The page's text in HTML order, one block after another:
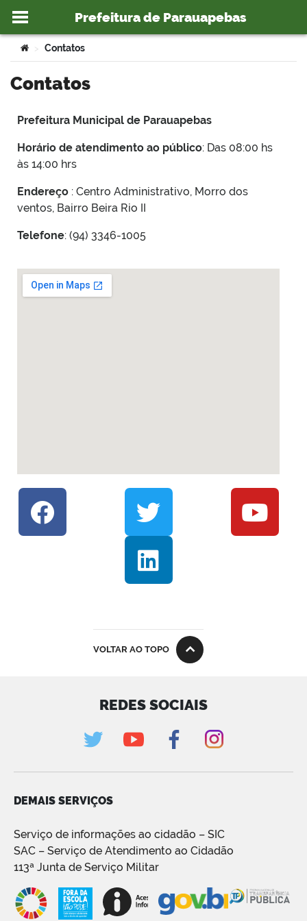
Ir para o conteúdo
Prefeitura de Parauapebas
portal
Você está aqui:
> Contatos
Contatos
Prefeitura Municipal de Parauapebas
Horário de atendimento ao público: Das 08:00 hs
às 14:00 hrs
Endereço : Centro Administrativo, Morro dos
ventos, Bairro Beira Rio II
Telefone: (94) 3346-1005
VOLTAR AO TOPO
REDES SOCIAIS
DEMAIS SERVIÇOS
Serviço de informações ao cidadão – SIC
SAC – Serviço de Atendimento ao Cidadão
113ª Junta de Serviço Militar